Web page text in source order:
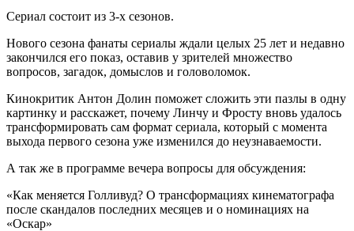
Сериал состоит из 3-х сезонов.
Нового сезона фанаты сериалы ждали целых 25 лет и недавно
закончился его показ, оставив у зрителей множество
вопросов, загадок, домыслов и головоломок.
Кинокритик Антон Долин поможет сложить эти пазлы в одну
картинку и расскажет, почему Линчу и Фросту вновь удалось
трансформировать сам формат сериала, который с момента
выхода первого сезона уже изменился до неузнаваемости.
А так же в программе вечера вопросы для обсуждения:
«Как меняется Голливуд? О трансформациях кинематографа
после скандалов последних месяцев и о номинациях на
«Оскар»